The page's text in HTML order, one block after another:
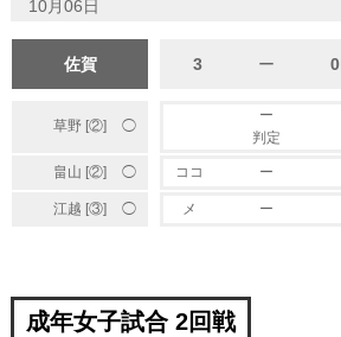
10月06日
佐賀 3 ー 0
草野 [②] ◯
ー
判定
畠山 [②] ◯ ココ ー
江越 [③] ◯ メ ー
成年女子試合 2回戦